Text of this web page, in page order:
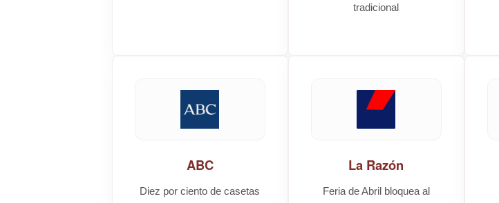
tradicional
ABC
Diez por ciento de casetas
La Razón
Feria de Abril bloquea al